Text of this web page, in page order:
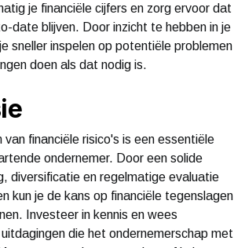
je financiële cijfers en zorg ervoor dat
date blijven. Door inzicht te hebben in je
sneller inspelen op potentiële problemen
doen als dat nodig is.
van financiële risico's is een essentiële
ondernemer. Door een solide
diversificatie en regelmatige evaluatie
kun je de kans op financiële tegenslagen
Investeer in kennis en wees
die het ondernemerschap met